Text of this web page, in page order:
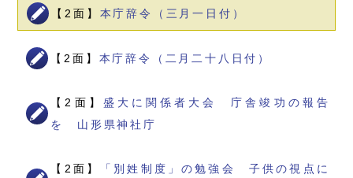
【2面】 本庁辞令（三月一日付）
【2面】 本庁辞令（二月二十八日付）
【2面】 盛大に関係者大会 庁舎竣功の報告
を 山形県神社庁
【2面】
「別姓制度」の勉強会 子供の視点に